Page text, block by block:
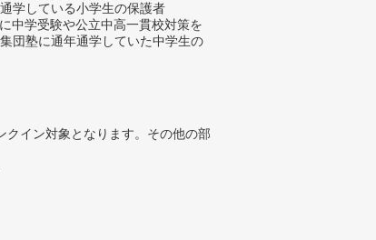
学している小学生の保護者
中学受験や公立中高一貫校対策を
団塾に通年通学していた中学生の
イン対象となります。その他の部